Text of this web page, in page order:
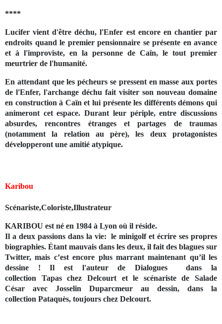
****
Lucifer vient d'être déchu, l'Enfer est encore en chantier par
endroits quand le premier pensionnaire se présente en avance
et à l'improviste, en la personne de Caïn, le tout premier
meurtrier de l'humanité.
En attendant que les pécheurs se pressent en masse aux portes
de l'Enfer, l'archange déchu fait visiter son nouveau domaine
en construction à Caïn et lui présente les différents démons qui
animeront cet espace. Durant leur périple, entre discussions
absurdes, rencontres étranges et partages de traumas
(notamment la relation au père), les deux protagonistes
développeront une amitié atypique.
Karibou
Scénariste,Coloriste,Illustrateur
KARIBOU est né en 1984 à Lyon où il réside.
Il a deux passions dans la vie: le minigolf et écrire ses propres
biographies. Étant mauvais dans les deux, il fait des blagues sur
Twitter, mais c’est encore plus marrant maintenant qu’il les
dessine ! Il est l'auteur de Dialogues dans la
collection Tapaschez Delcourt et le scénariste de Salade
César avec Josselin Duparcmeur au dessin, dans la
collection Pataquès, toujours chez Delcourt.